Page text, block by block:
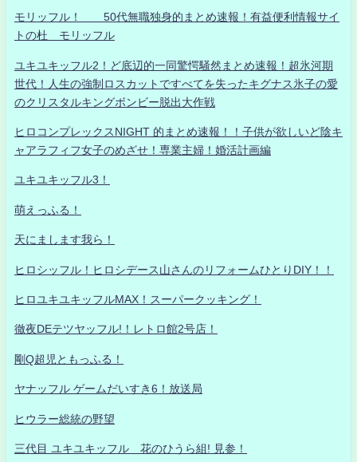
モリッフル！ 50代無職独身的まとめ速報！有益便利情報サイ
トの杜 モリッフル
ユキユキッフル2！ど底辺的一同驚愕騒然まとめ速報！超氷河期
世代！人生の強制ロスカットですべてを失ったキグナス氷子の愛
のクリスタルキングボンビー脱出大作戦
ヒロコンプレックスNIGHT 的まとめ速報！！子供が欲しいど陰キ
ャアラフィフ女子のめざせ！専業主婦！婚活計画編
ユキユキッフル3！
萌えっふる！
天にまします我ら！
ヒロシッフル！ヒロシデース山さんのリフォームひとりDIY！！
ヒロユキユキッフルMAX！スーパークッキング！
徹夜DEテツヤッフル!！レトロ館2号店！
剛Q超児ともっふる！
ヤナッフル ゲームだいすき6！放送局
ヒウラー総統の野望
三代目 ユキユキッフル 花のひうら組! 見参！